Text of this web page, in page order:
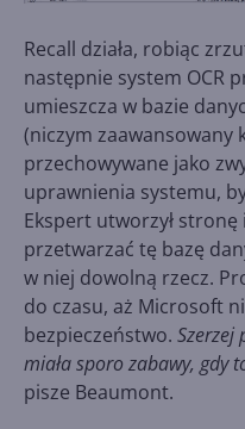
Recall działa, robiąc
następnie system OCR
umieszcza w bazie
(niczym zaawansowany
przechowywane jako
uprawnienia systemu,
Ekspert utworzył
przetwarzać tę bazę
w niej dowolną rzecz.
do czasu, aż Microsoft
bezpieczeństwo. Szerzej
miała sporo zabawy, gdy
pisze Beaumont.